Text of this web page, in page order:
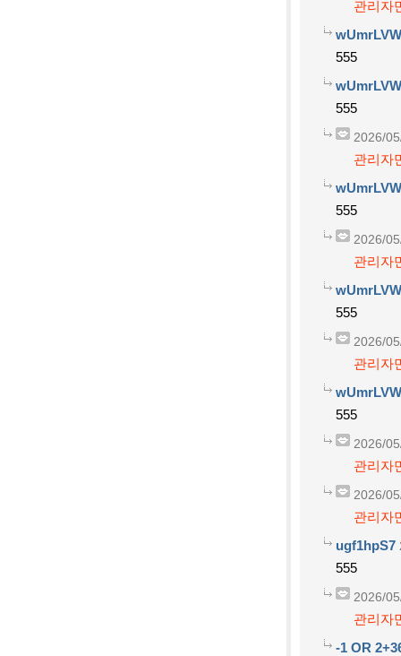
관리자
555
555
2026/
관리자
555
2026/
관리자
555
2026/
관리자
555
2026/
관리자
2026/
관리자
ugf1hpS7
555
2026/
관리자
-1 OR